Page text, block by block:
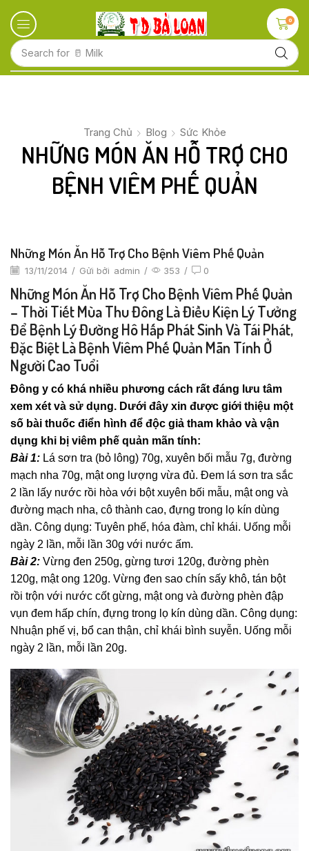
Search for 🥝 Kiwi
0
Trang Chủ Blog Sức Khỏe
NHỮNG MÓN ĂN HỖ TRỢ CHO
BỆNH VIÊM PHẾ QUẢN
Những Món Ăn Hỗ Trợ Cho Bệnh Viêm Phế Quản
13/11/2014 / Gửi bởi admin / 353 / 0
Những Món Ăn Hỗ Trợ Cho Bệnh Viêm Phế Quản
– Thời Tiết Mùa Thu Đông Là Điều Kiện Lý Tưởng
Để Bệnh Lý Đường Hô Hấp Phát Sinh Và Tái Phát,
Đặc Biệt Là Bệnh Viêm Phế Quản Mãn Tính Ở
Người Cao Tuổi
Đông y có khá nhiều phương cách rất đáng lưu tâm
xem xét và sử dụng. Dưới đây xin được giới thiệu một
số bài thuốc điển hình để độc giả tham khảo và vận
dụng khi bị viêm phế quản mãn tính:
Bài 1: Lá sơn tra (bỏ lông) 70g, xuyên bối mẫu 7g, đường
mạch nha 70g, mật ong lượng vừa đủ. Đem lá sơn tra sắc
2 lần lấy nước rồi hòa với bột xuyên bối mẫu, mật ong và
đường mạch nha, cô thành cao, đựng trong lọ kín dùng
dần. Công dụng: Tuyên phế, hóa đàm, chỉ khái. Uống mỗi
ngày 2 lần, mỗi lần 30g với nước ấm.
Bài 2: Vừng đen 250g, gừng tươi 120g, đường phèn
120g, mật ong 120g. Vừng đen sao chín sấy khô, tán bột
rồi trộn với nước cốt gừng, mật ong và đường phèn đập
vụn đem hấp chín, đựng trong lọ kín dùng dần. Công dụng:
Nhuận phế vị, bổ can thận, chỉ khái bình suyễn. Uống mỗi
ngày 2 lần, mỗi lần 20g.